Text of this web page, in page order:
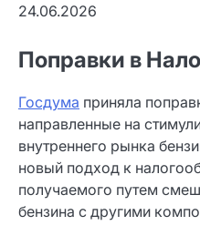
24.06.2026
Поправки в
Госдума приняла
направленные на
внутреннего рынка
новый подход к
получаемого путем
бензина с другими